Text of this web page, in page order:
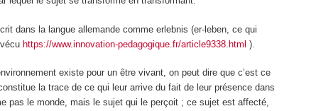
dans la langue allemande commeerlebnis (er-leben, ce qui
vécuhttps://www.innovation-pedagogique.fr/article9338.html ).
existe pour un être vivant, on peut dire que c’est ce
la trace de ce qui leurarrive du fait de leur présence dans
pas le monde, mais le sujet qui le perçoit ; ce sujet est affecté,